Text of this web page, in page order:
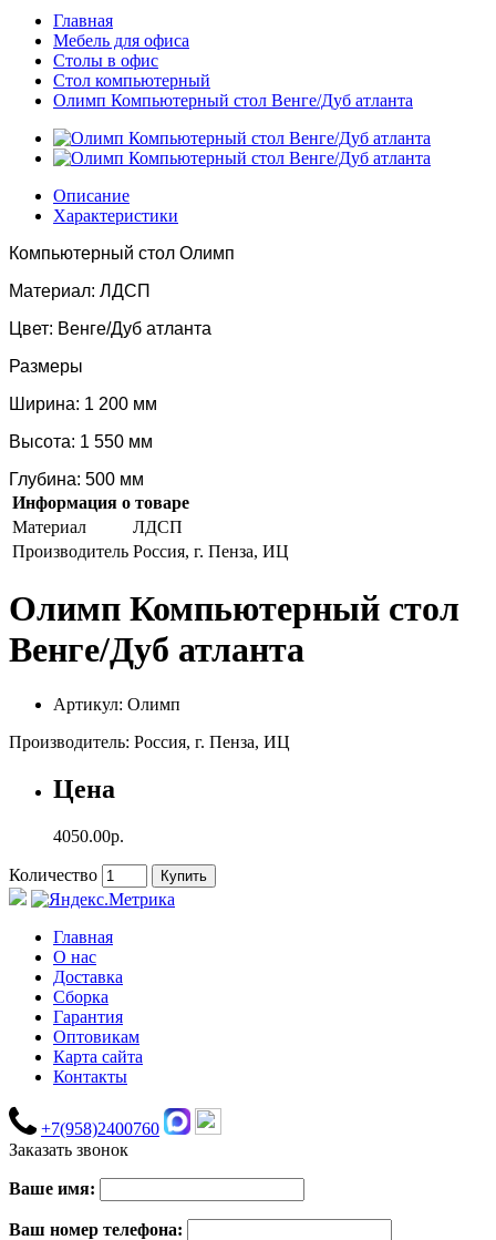
Главная
Мебель для офиса
Столы в офис
Стол компьютерный
Олимп Компьютерный стол Венге/Дуб атланта
Описание
Характеристики
Компьютерный стол Олимп
Материал: ЛДСП
Цвет: Венге/Дуб атланта
Размеры
Ширина: 1 200 мм
Высота: 1 550 мм
Глубина: 500 мм
Информация о товаре
Материал
ЛДСП
Производитель Россия, г. Пенза, ИЦ
Олимп Компьютерный стол
Венге/Дуб атланта
Артикул: Олимп
Производитель: Россия, г. Пенза, ИЦ
Цена
4050.00р.
Количество Купить
Главная
О нас
Доставка
Сборка
Гарантия
Оптовикам
Карта сайта
Контакты
+7(958)2400760
Заказать звонок
Ваше имя:
Ваш номер телефона: